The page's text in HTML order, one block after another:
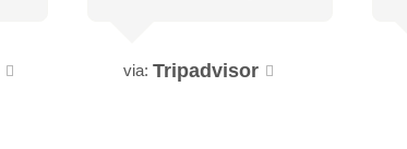
via: Tripadvisor